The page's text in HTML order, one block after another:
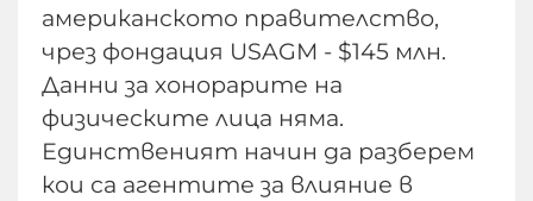
американското правителство,
чрез фондация USAGM - $145 млн.
Данни за хонорарите на
физическите лица няма.
Единственият начин да разберем
кои са агентите за влияние в